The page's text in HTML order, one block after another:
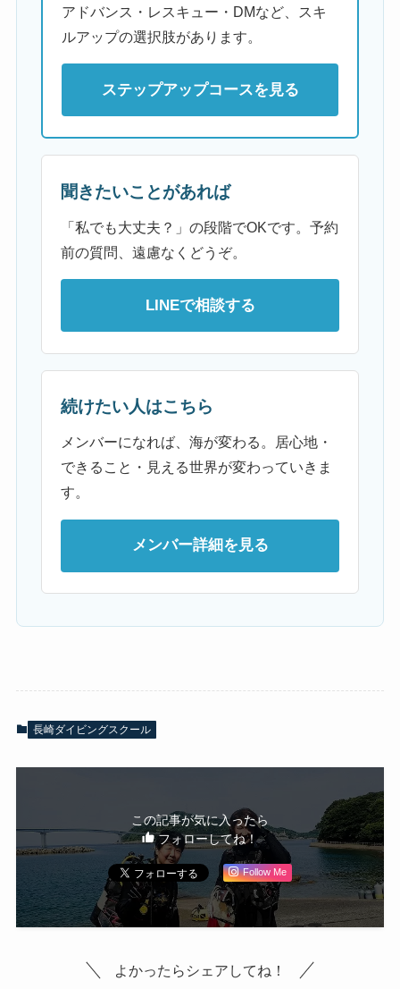
アドバンス・レスキュー・DMなど、スキ
ルアップの選択肢があります。
ステップアップコースを見る
聞きたいことがあれば
「私でも大丈夫？」の段階でOKです。予約
前の質問、遠慮なくどうぞ。
LINEで相談する
続けたい人はこちら
メンバーになれば、海が変わる。居心地・
できること・見える世界が変わっていきま
す。
メンバー詳細を見る
長崎ダイビングスクール
この記事が気に入ったら
フォローしてね！
Follow Me
よかったらシェアしてね！